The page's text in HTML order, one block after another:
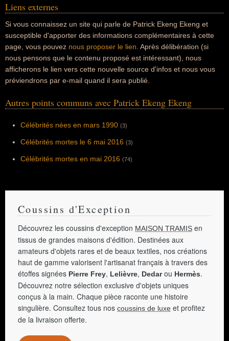
Liens externes
Si vous connaissez un site qui parle de Patrick Ekeng Ekeng et
susceptible d'apporter des informations complémentaires à cette
page, vous pouvez nous proposer le lien . Après délibération (si
nous pensons que le contenu proposé est intéressant), nous
afficherons le lien vers cette nouvelle source d'infos et nous vous
préviendrons par e-mail quand il sera publié.
Autres points communs avec Patrick Ekeng Ekeng
Célébrités nées en mars 1990 (3)
Célébrités mortes le 6 mai 2016 (3)
Célébrités mortes en mai 2016 (74)
Coussins d'Exception
Découvrez les coussins d'exception MAISON TRAMIS en
tissus de grandes maisons d'édition. Destinées aux
amateurs d'objets rares et de beaux textiles, nos créations
haut de gamme valorisent l'artisanat français à travers des
étoffes signées Pierre Frey, Lelièvre, Dedarou Hermès.
Découvrez notre sélection exclusive d'objets uniques
conçus à la main. Chaque pièce raconte une histoire
singulière. Consultez tous nos coussins de luxe et profitez
de la livraison offerte.